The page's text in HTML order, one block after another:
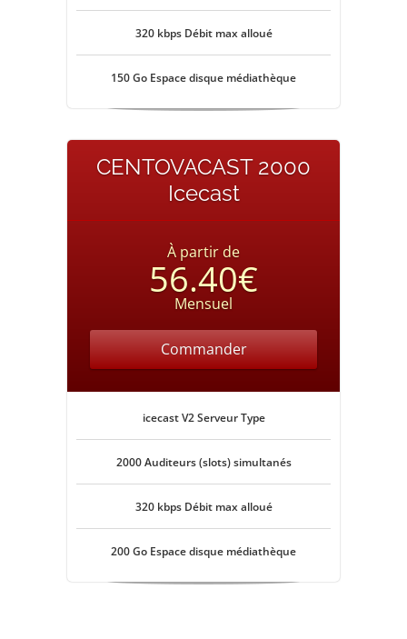
320 kbps Débit max alloué
150 Go Espace disque médiathèque
CENTOVACAST 2000
Icecast
À partir de
56.40€
Mensuel
Commander
icecast V2 Serveur Type
2000 Auditeurs (slots) simultanés
320 kbps Débit max alloué
200 Go Espace disque médiathèque